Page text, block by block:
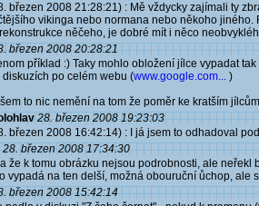
březen 2008 21:28:21) : Mě vždycky zajímali ty
vikinga nebo normana nebo někoho
něčeho, je dobré mít i něco
březen 2008 20:28:21
příklad :) Taky mohlo obložení jílce vypadat
diskuzích po celém webu (www.google.com... )
to nic nemění na tom že poměr ke kratším
28. březen 2008 19:23:03
březen 2008 16:42:14) : I já jsem to odhadoval
28. březen 2008 17:34:30
že k tomu obrázku nejsou podrobnosti, ale
vypadá na ten delší, možná obouruční ůchop,
březen 2008 15:42:14